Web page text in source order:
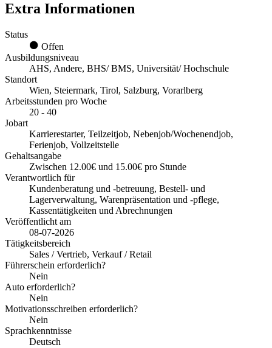
Extra Informationen
Status
Offen
Ausbildungsniveau
AHS, Andere, BHS/ BMS, Universität/ Hochschule
Standort
Wien, Steiermark, Tirol, Salzburg, Vorarlberg
Arbeitsstunden pro Woche
20 - 40
Jobart
Karrierestarter, Teilzeitjob, Nebenjob/Wochenendjob,
Ferienjob, Vollzeitstelle
Gehaltsangabe
Zwischen 12.00€ und 15.00€ pro Stunde
Verantwortlich für
Kundenberatung und -betreuung, Bestell- und
Lagerverwaltung, Warenpräsentation und -pflege,
Kassentätigkeiten und Abrechnungen
Veröffentlicht am
08-07-2026
Tätigkeitsbereich
Sales / Vertrieb, Verkauf / Retail
Führerschein erforderlich?
Nein
Auto erforderlich?
Nein
Motivationsschreiben erforderlich?
Nein
Sprachkenntnisse
Deutsch